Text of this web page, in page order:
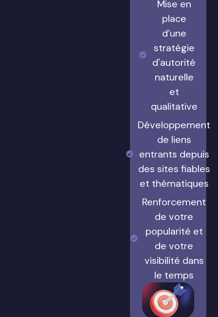
Mise en
place
d’une
stratégie
d'autorité
naturelle
et
qualitative
Développement
de liens
entrants depuis
des sites fiables
et thématiques
Renforcement
de votre
popularité et
de votre
visibilité dans
le temps